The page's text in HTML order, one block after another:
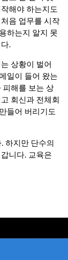
해야 하는지도
음 업무를 시작
하는지 알지 못
.
상황이 벌어
일이 들어 왔는
피해를 보는 상
회신과 전체회
들어 버리기도
하지만 단수의
니다. 교육은